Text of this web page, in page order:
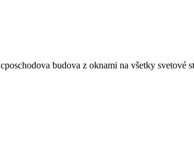
budova z oknami na všetky